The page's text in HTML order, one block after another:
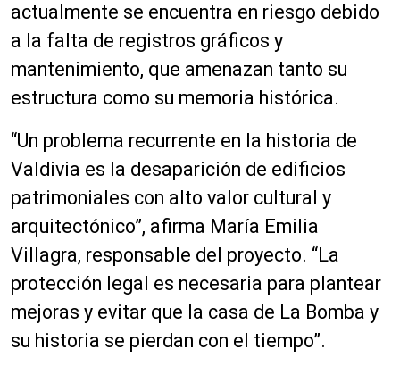
actualmente se encuentra en riesgo debido
a la falta de registros gráficos y
mantenimiento, que amenazan tanto su
estructura como su memoria histórica.
“Un problema recurrente en la historia de
Valdivia es la desaparición de edificios
patrimoniales con alto valor cultural y
arquitectónico”, afirma María Emilia
Villagra, responsable del proyecto. “La
protección legal es necesaria para plantear
mejoras y evitar que la casa de La Bomba y
su historia se pierdan con el tiempo”.